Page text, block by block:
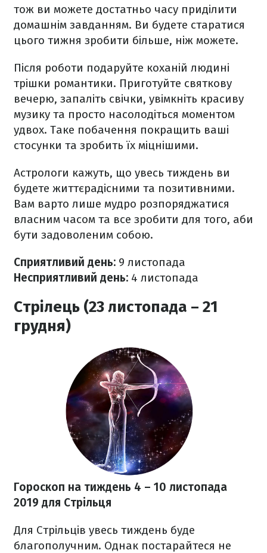
тож ви можете достатньо часу приділити
домашнім завданням. Ви будете старатися
цього тижня зробити більше, ніж можете.
Після роботи подаруйте коханій людині
трішки романтики. Приготуйте святкову
вечерю, запаліть свічки, увімкніть красиву
музику та просто насолодіться моментом
удвох. Таке побачення покращить ваші
стосунки та зробить їх міцнішими.
Астрологи кажуть, що увесь тиждень ви
будете життєрадісними та позитивними.
Вам варто лише мудро розпоряджатися
власним часом та все зробити для того, аби
бути задоволеним собою.
Сприятливий день: 9 листопада
Несприятливий день: 4 листопада
Стрілець (23 листопада – 21
грудня)
Гороскоп на тиждень 4 – 10 листопада
2019 для Стрільця
Для Стрільців увесь тиждень буде
благополучним. Однак постарайтеся не